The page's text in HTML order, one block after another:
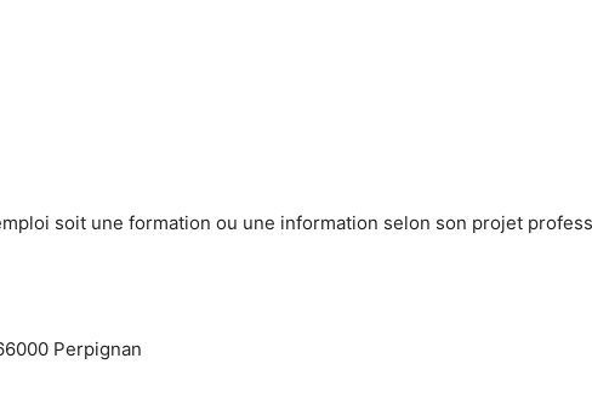
soit une formation ou une information selon son projet
Perpignan